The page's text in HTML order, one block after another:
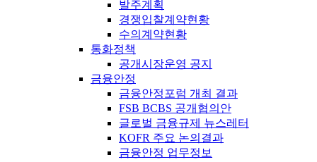
발주계획
경쟁입찰계약현황
수의계약현황
통화정책
공개시장운영 공지
금융안정
금융안정포럼 개최 결과
FSB BCBS 공개협의안
글로벌 금융규제 뉴스레터
KOFR 주요 논의결과
금융안정 업무정보